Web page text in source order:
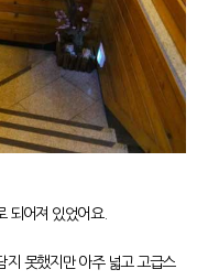
되어져 있었어요.
지 못했지만 아주 넓고 고급스